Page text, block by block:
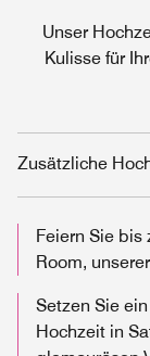
Unser
Kulisse für
Zusätzliche
Feiern Sie
Room,
Setzen Sie
Hochzeit in